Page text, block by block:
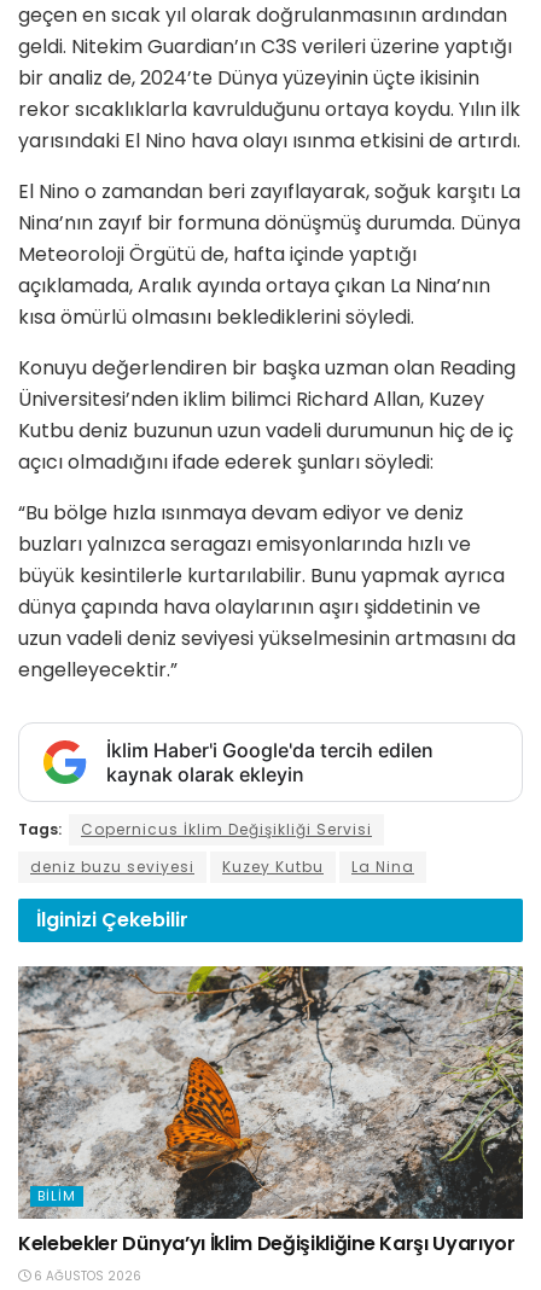
geçen en sıcak yıl olarak doğrulanmasının ardından
geldi. Nitekim Guardian’ın C3S verileri üzerine yaptığı
bir analiz de, 2024’te Dünya yüzeyinin üçte ikisinin
rekor sıcaklıklarla kavrulduğunu ortaya koydu. Yılın ilk
yarısındaki El Nino hava olayı ısınma etkisini de artırdı.
El Nino o zamandan beri zayıflayarak, soğuk karşıtı La
Nina’nın zayıf bir formuna dönüşmüş durumda. Dünya
Meteoroloji Örgütü de, hafta içinde yaptığı
açıklamada, Aralık ayında ortaya çıkan La Nina’nın
kısa ömürlü olmasını beklediklerini söyledi.
Konuyu değerlendiren bir başka uzman olan Reading
Üniversitesi’nden iklim bilimci Richard Allan, Kuzey
Kutbu deniz buzunun uzun vadeli durumunun hiç de iç
açıcı olmadığını ifade ederek şunları söyledi:
“Bu bölge hızla ısınmaya devam ediyor ve deniz
buzları yalnızca seragazı emisyonlarında hızlı ve
büyük kesintilerle kurtarılabilir. Bunu yapmak ayrıca
dünya çapında hava olaylarının aşırı şiddetinin ve
uzun vadeli deniz seviyesi yükselmesinin artmasını da
engelleyecektir.”
İklim Haber'i Google'da tercih edilen
kaynak olarak ekleyin
Tags:
Copernicus İklim Değişikliği Servisi
deniz buzu seviyesi
Kuzey Kutbu La Nina
İlginizi Çekebilir
BILIM
Kelebekler Dünya’yı İklim Değişikliğine Karşı Uyarıyor
6 AĞUSTOS 2026